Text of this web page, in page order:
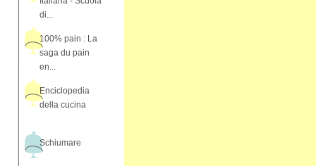
di...
100% pain : La
saga du pain
en...
Enciclopedia
della cucina
Schiumare